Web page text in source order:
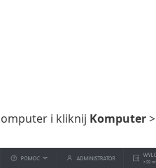
i kliknij Komputer>